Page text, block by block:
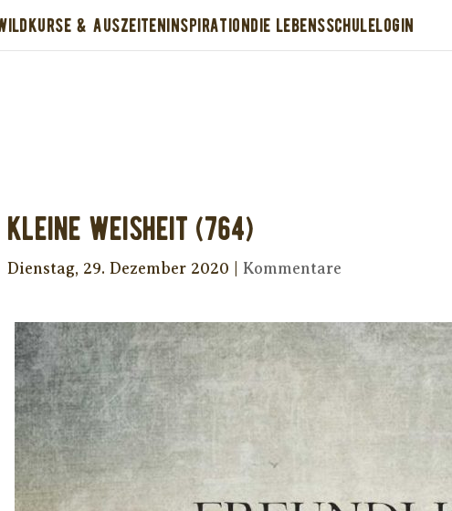
KURSE & AUSZEITENINSPIRATIONDIE LEBENSSCHULELOGIN
Kleine Weisheit (764)
Dienstag, 29. Dezember 2020 Kommentare